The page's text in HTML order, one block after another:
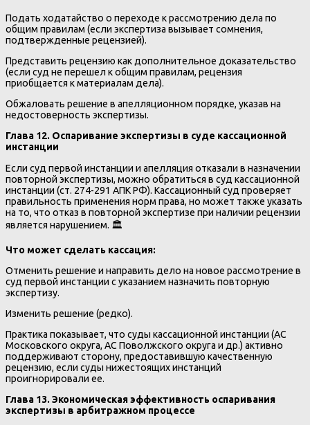
Подать ходатайство о переходе к рассмотрению дела по
общим правилам (если экспертиза вызывает сомнения,
подтвержденные рецензией).
Представить рецензию как дополнительное доказательство
(если суд не перешел к общим правилам, рецензия
приобщается к материалам дела).
Обжаловать решение в апелляционном порядке, указав на
недостоверность экспертизы.
Глава 12. Оспаривание экспертизы в суде кассационной
инстанции
Если суд первой инстанции и апелляция отказали в назначении
повторной экспертизы, можно обратиться в суд кассационной
инстанции (ст. 274-291 АПК РФ). Кассационный суд проверяет
правильность применения норм права, но может также указать
на то, что отказ в повторной экспертизе при наличии рецензии
является нарушением. 🏛️
Что может сделать кассация:
Отменить решение и направить дело на новое рассмотрение в
суд первой инстанции с указанием назначить повторную
экспертизу.
Изменить решение (редко).
Практика показывает, что суды кассационной инстанции (АС
Московского округа, АС Поволжского округа и др.) активно
поддерживают сторону, предоставившую качественную
рецензию, если суды нижестоящих инстанций
проигнорировали ее.
Глава 13. Экономическая эффективность оспаривания
экспертизы в арбитражном процессе